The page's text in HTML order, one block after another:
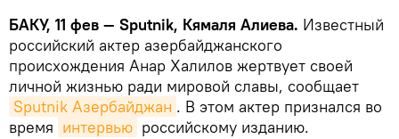
БАКУ, 11 фев — Sputnik, Кямаля Алиева. Известный
российский актер азербайджанского
происхождения Анар Халилов жертвует своей
личной жизнью ради мировой славы, сообщает
Sputnik Азербайджан . В этом актер признался во
время интервью российскому изданию.